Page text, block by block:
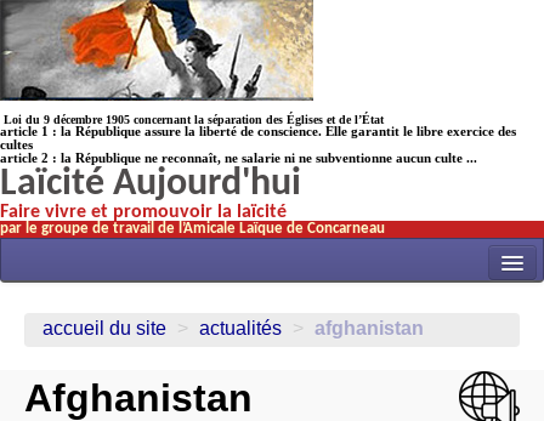
Loi du 9 décembre 1905 concernant la séparation des Églises et de l’État
article 1 : la République assure la liberté de conscience. Elle garantit le libre exercice des
cultes
article 2 : la République ne reconnaît, ne salarie ni ne subventionne aucun culte ...
Laïcité Aujourd'hui
Faire vivre et promouvoir la laïcité
par le groupe de travail de l’Amicale Laïque de Concarneau
NOS TRAVAUX
accueil du site > actualités > afghanistan
Afghanistan